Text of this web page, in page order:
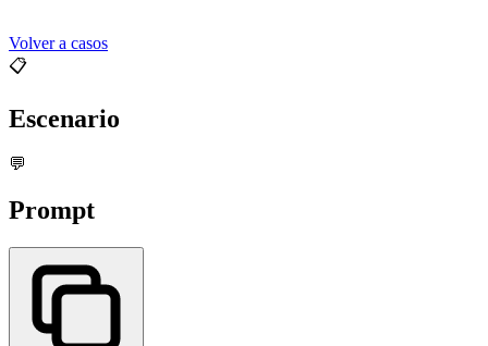
Volver a casos
📋
Escenario
💬
Prompt